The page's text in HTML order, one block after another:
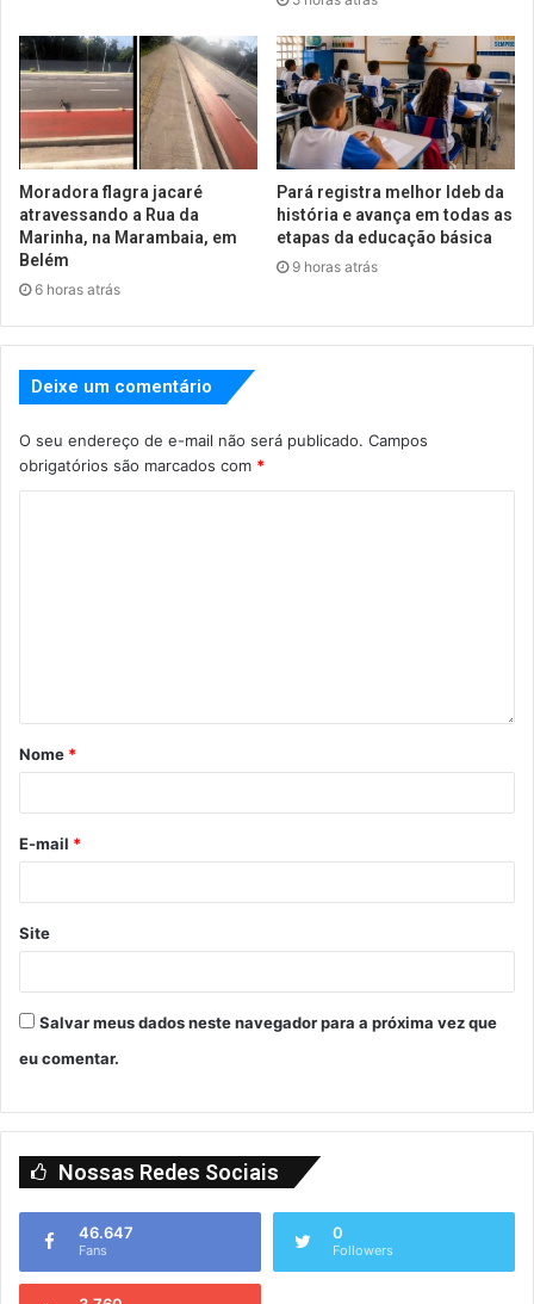
Moradora flagra jacaré
atravessando a Rua da
Marinha, na Marambaia, em
Belém
6 horas atrás
Pará registra melhor Ideb da
história e avança em todas as
etapas da educação básica
9 horas atrás
Deixe um comentário
O seu endereço de e-mail não será publicado. Campos
obrigatórios são marcados com *
Nome *
E-mail *
Site
Salvar meus dados neste navegador para a próxima vez que
eu comentar.
Nossas Redes Sociais
46.647
Fans
0
Followers